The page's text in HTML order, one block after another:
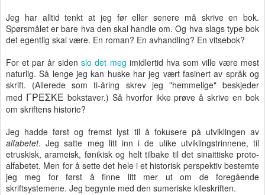
Jeg har alltid tenkt at jeg før eller senere må skrive en bok.
Spørsmålet er bare hva den skal handle om. Og hva slags type bok
det egentlig skal være. En roman? En avhandling? En vitsebok?
For et par år sidenslo det meg imidlertid hva som ville være mest
naturlig. Så lenge jeg kan huske har jeg vært fasinert av språk og
skrift. (Allerede som ti-åring skrev jeg "hemmelige" beskjeder
med ΓΡΕΣΚΕ bokstaver.) Så hvorfor ikke prøve å skrive en bok
om skriftens historie?
Jeg hadde først og fremst lyst til å fokusere på utviklingen av
alfabetet.Jeg satte meg litt inn i de ulike utviklingstrinnene, til
etruskisk, arameisk, fønikisk og helt tilbake til det sinaittiske proto-
alfabetet. Men for å sette det hele i et historisk perspektiv bestemte
jeg meg for først å finne litt mer ut om de foregående
skriftsystemene. Jeg begynte med den sumeriske kileskriften.